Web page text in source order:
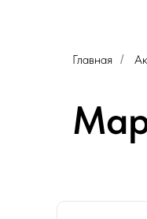
Главная /